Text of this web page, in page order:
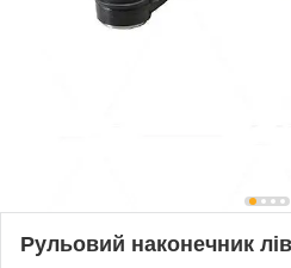
Рульовий наконечник